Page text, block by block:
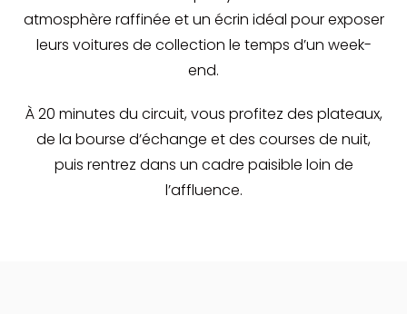
atmosphère raffinée et un écrin idéal pour exposer
leurs voitures de collection le temps d’un week-
end.
À 20 minutes du circuit, vous profitez des plateaux,
de la bourse d’échange et des courses de nuit,
puis rentrez dans un cadre paisible loin de
l’affluence.